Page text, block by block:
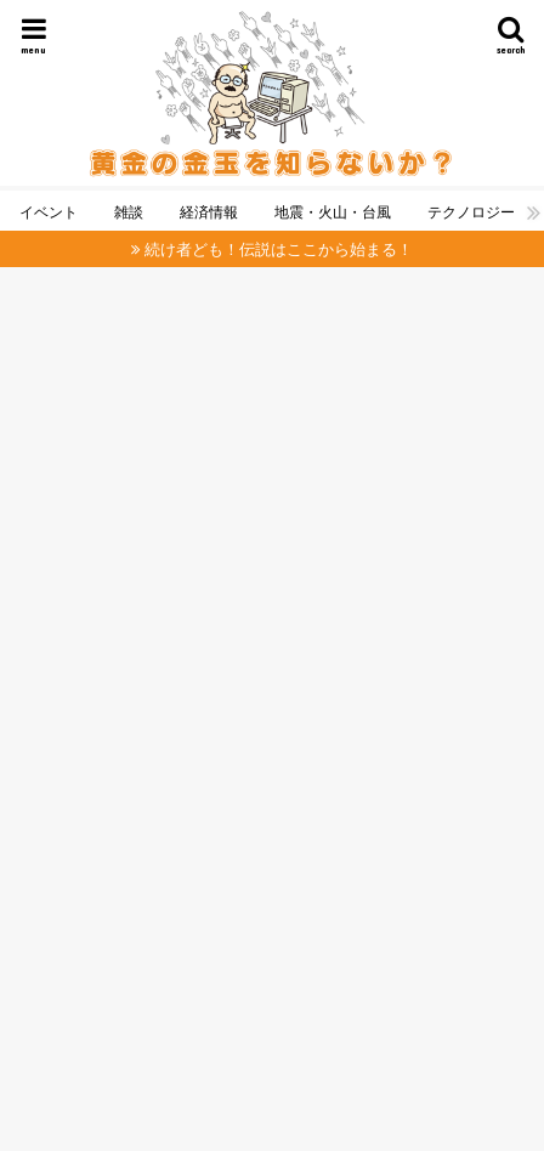
search
menu
イベント 雑談 経済情報 地震・火山・台風 テクノロジー
続け者ども！伝説はここから始まる！